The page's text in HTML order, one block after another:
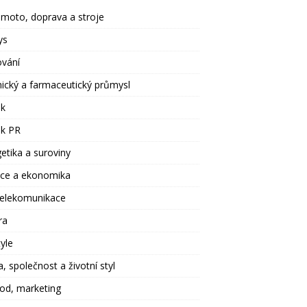
doprava a stroje
a farmaceutický průmysl
PR
a suroviny
a ekonomika
společnost a životní styl
marketing